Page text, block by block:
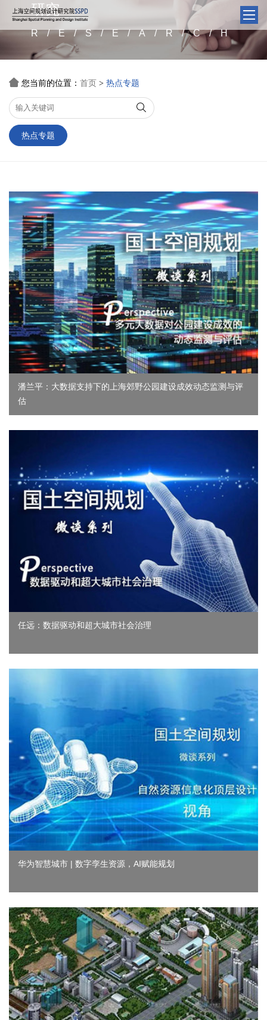
研究
R/E/S/E/A/R/C/H
 您当前的位置： 首页 > 热点专题

热点专题
潘兰平：大数据支持下的上海郊野公园建设成效动态监测与评
估
任远：数据驱动和超大城市社会治理
华为智慧城市 | 数字孪生资源，AI赋能规划